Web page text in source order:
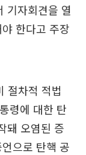
기자회견을 열
한다고 주장
절차적 적법
령에 대한 탄
돼 오염된 증
으로 탄핵 공